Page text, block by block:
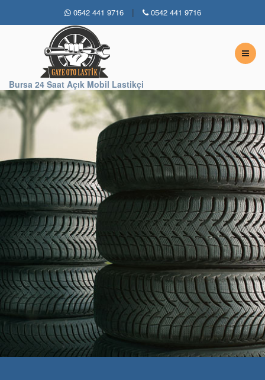
0542 441 9716 | 0542 441 9716
Bursa 24 Saat Açık Mobil Lastikçi